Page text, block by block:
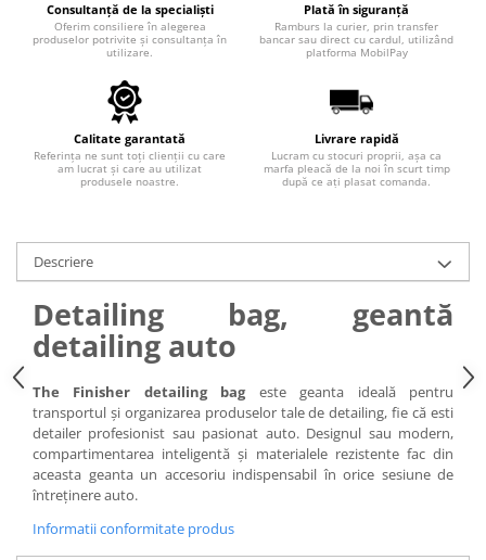
Consultanță de la specialiști
Oferim consiliere în alegerea
produselor potrivite și consultanța în
utilizare.
Plată în siguranță
Ramburs la curier, prin transfer
bancar sau direct cu cardul, utilizând
platforma MobilPay
Calitate garantată
Referința ne sunt toți clienții cu care
am lucrat și care au utilizat
produsele noastre.
Livrare rapidă
Lucram cu stocuri proprii, așa ca
marfa pleacă de la noi în scurt timp
după ce ați plasat comanda.
Descriere
Detailing bag, geantă
detailing auto
The Finisher detailing bag este geanta ideală pentru
transportul și organizarea produselor tale de detailing, fie că esti
detailer profesionist sau pasionat auto. Designul sau modern,
compartimentarea inteligentă și materialele rezistente fac din
aceasta geanta un accesoriu indispensabil în orice sesiune de
întreținere auto.
Informatii conformitate produs